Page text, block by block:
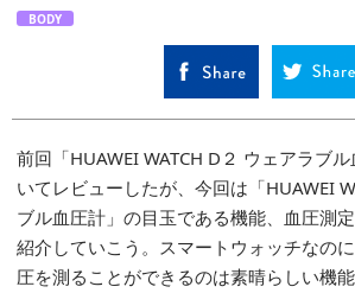
BODY
前回「HUAWEI WATCH D２ ウェアラブ
いてレビューしたが、今回は「HUAWEI
ブル血圧計」の目玉である機能、血圧測
紹介していこう。スマートウォッチなの
圧を測ることができるのは素晴らしい機能